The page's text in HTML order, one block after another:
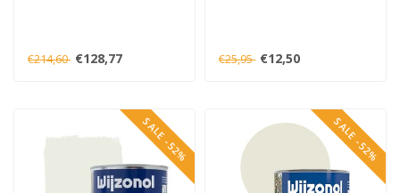
€214,60 €128,77 €25,95 €12,50
SALE -52% SALE -52%